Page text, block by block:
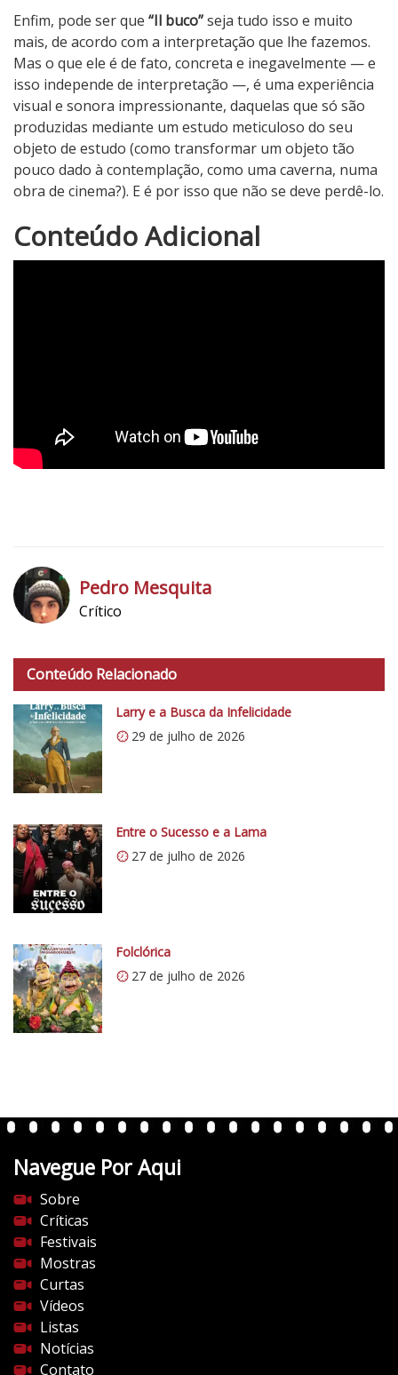
Enfim, pode ser que “Il buco”seja tudo isso e muito
mais, de acordo com a interpretação que lhe fazemos.
Mas o que ele é de fato, concreta e inegavelmente — e
isso independe de interpretação —, é uma experiência
visual e sonora impressionante, daquelas que só são
produzidas mediante um estudo meticuloso do seu
objeto de estudo (como transformar um objeto tão
pouco dado à contemplação, como uma caverna, numa
obra de cinema?). E é por isso que não se deve perdê-lo.
N
o
i
Conteúdo Adicional
t
p
s
:
/
/
0
.
w
p
.
o
m
/
v
e
n
e
d
o
c
i
n
e
m
a
Pedro Mesquita
Crítico
Conteúdo Relacionado
Larry e a Busca da Infelicidade
29 de julho de 2026
Entre o Sucesso e a Lama
27 de julho de 2026
Folclórica
27 de julho de 2026
Navegue Por Aqui
Sobre
Críticas
Festivais
Mostras
Curtas
Vídeos
Listas
Notícias
Contato